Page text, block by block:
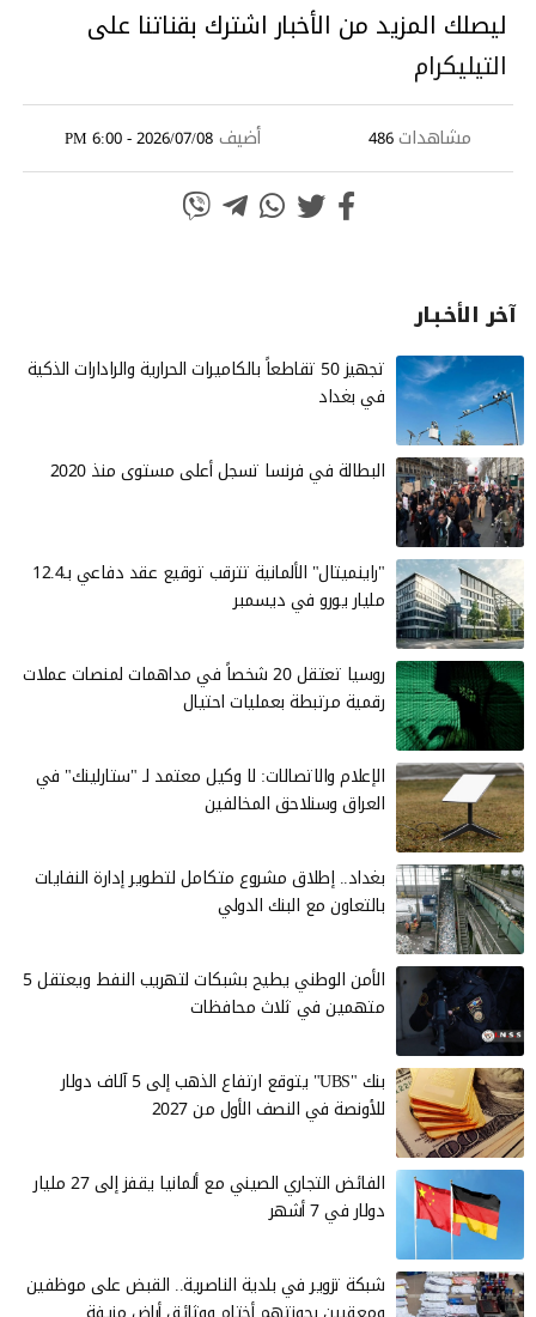
ليصلك المزيد من الأخبار اشترك بقناتنا على
التيليكرام
مشاهدات486 أضيف 2026/07/08 - 6:00 PM
آخر الأخـبـار
تجهيز 50 تقاطعاً بالكاميرات الحرارية والرادارات الذكية
في بغداد
البطالة في فرنسا تسجل أعلى مستوى منذ 2020
"راينميتال" الألمانية تترقب توقيع عقد دفاعي بـ12.4
مليار يورو في ديسمبر
روسيا تعتقل 20 شخصاً في مداهمات لمنصات عملات
رقمية مرتبطة بعمليات احتيال
الإعلام والاتصالات: لا وكيل معتمد لـ "ستارلينك" في
العراق وسنلاحق المخالفين
بغداد.. إطلاق مشروع متكامل لتطوير إدارة النفايات
بالتعاون مع البنك الدولي
الأمن الوطني يطيح بشبكات لتهريب النفط ويعتقل 5
متهمين في ثلاث محافظات
بنك "UBS" يتوقع ارتفاع الذهب إلى 5 آلاف دولار
للأونصة في النصف الأول من 2027
الفائض التجاري الصيني مع ألمانيا يقفز إلى 27 مليار
دولار في 7 أشهر
شبكة تزوير في بلدية الناصرية.. القبض على موظفين